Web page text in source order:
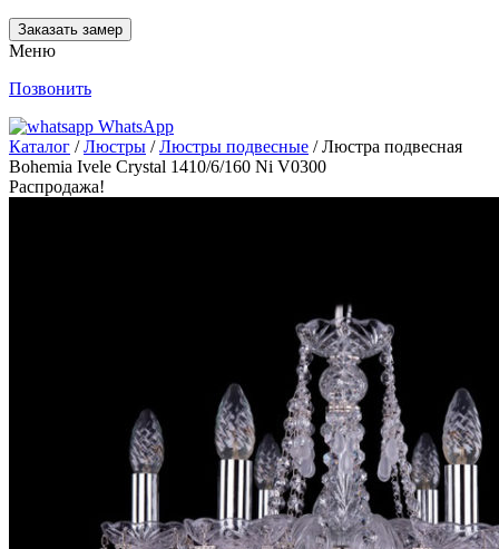
Заказать замер
Меню
Позвонить
WhatsApp
Каталог /Люстры /Люстры подвесные / Люстра подвесная
Bohemia Ivele Crystal 1410/6/160 Ni V0300
Распродажа!